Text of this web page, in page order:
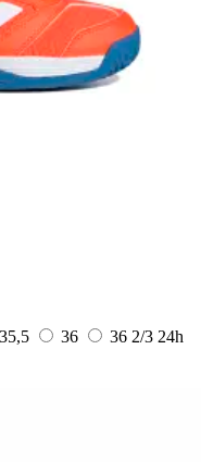
35,5 36 36 2/3 24h